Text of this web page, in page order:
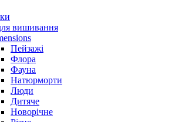
вишивання
Пейзажі
Флора
Фауна
Натюрморти
Люди
Дитяче
Новорічне